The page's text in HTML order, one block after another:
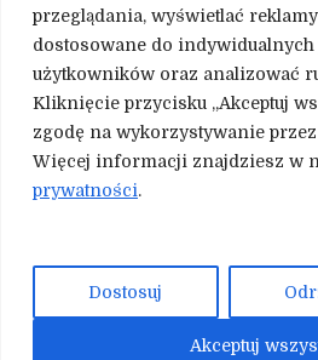
przeglądania, wyświetlać
dostosowane do indywidualnych
użytkowników oraz analizować
Kliknięcie przycisku „Akceptuj
zgodę na wykorzystywanie
Więcej informacji znajdziesz w
prywatności.
Dostosuj
Akceptuj
Kontakt
Polityka prywatności